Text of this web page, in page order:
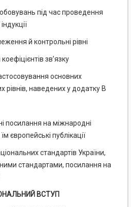
під час проведення
й контрольні рівні
зв’язку
основних
рівнів, наведених у додатку В
посилання на міжнародні
європейські публікації
стандартів України,
стандартами, посилання на
ВСТУП